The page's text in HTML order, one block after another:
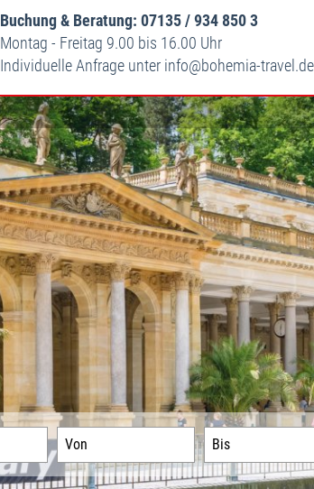
Buchung & Beratung: 07135 / 934 850 3
Montag - Freitag 9.00 bis 16.00 Uhr
Individuelle Anfrage unter info bohemia-travel.de